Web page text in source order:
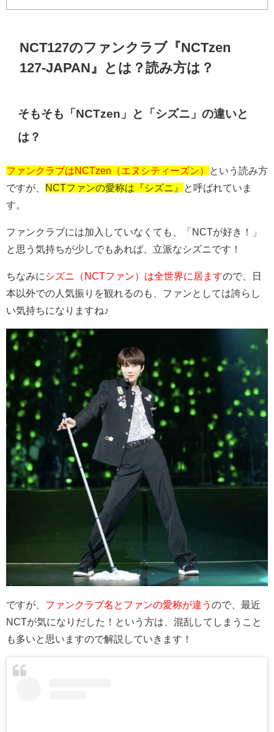
NCT127のファンクラブ『NCTzen
127-JAPAN』とは？読み方は？
そもそも「NCTzen」と「シズニ」の違いと
は？
ファンクラブはNCTzen（エヌシティーズン）
という読み方
ですが、
NCTファンの愛称は『シズニ』
と呼ばれていま
す。
ファンクラブには加入していなくても、「NCTが好き！」
と思う気持ちが少しでもあれば、立派なシズニです！
ちなみに シズニ（NCTファン）は全世界に居ますので、日
本以外での人気振りを観れるのも、ファンとしては誇らし
い気持ちになりますね♪
ですが、 ファンクラブ名とファンの愛称が違う ので、最近
NCTが気になりだした！という方は、混乱してしまうこと
も多いと思いますので解説していきます！